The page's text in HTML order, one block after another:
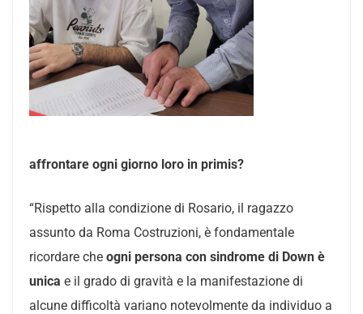
affrontare ogni giorno loro in primis?
“Rispetto alla condizione di Rosario, il ragazzo
assunto da Roma Costruzioni, è fondamentale
ricordare che ogni persona con sindrome di Down è
unica e il grado di gravità e la manifestazione di
alcune difficoltà variano notevolmente da individuo a